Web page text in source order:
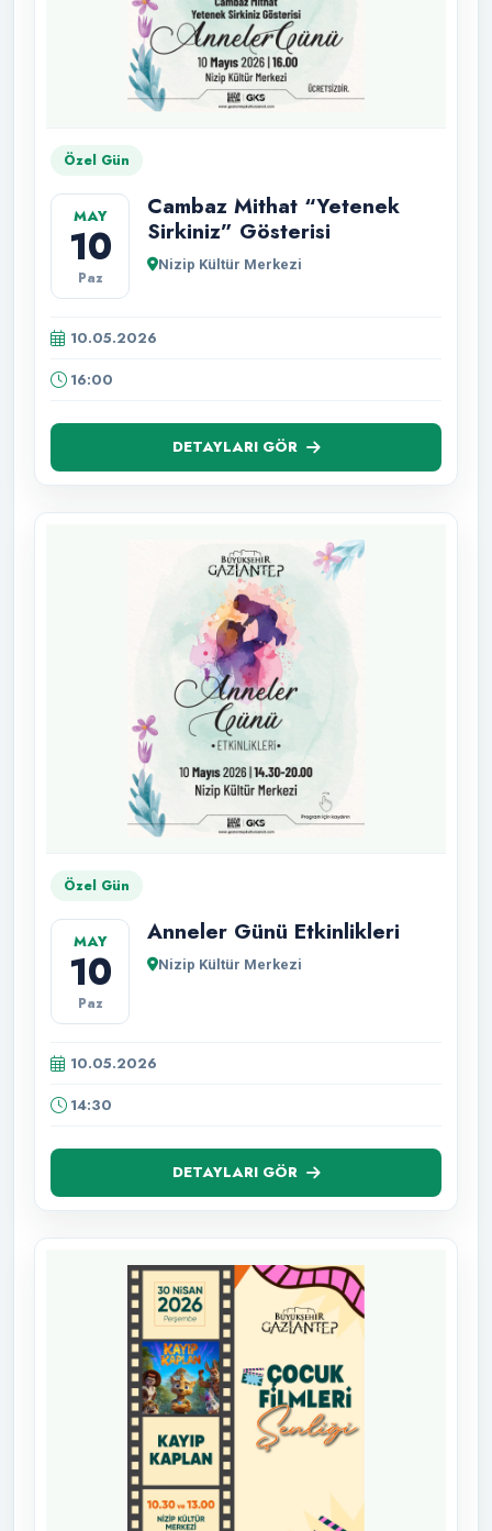
Özel Gün
MAY
10
Paz
Cambaz Mithat “Yetenek
Sirkiniz” Gösterisi
Nizip Kültür Merkezi
10.05.2026
16:00
DETAYLARI GÖR
Özel Gün
MAY
10
Paz
Anneler Günü Etkinlikleri
Nizip Kültür Merkezi
10.05.2026
14:30
DETAYLARI GÖR